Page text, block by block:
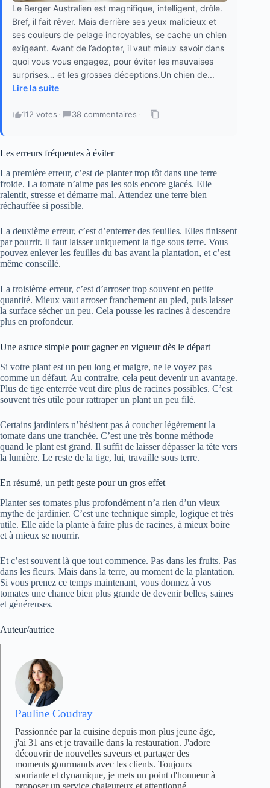
Le Berger Australien est magnifique, intelligent, drôle.
Bref, il fait rêver. Mais derrière ses yeux malicieux et
ses couleurs de pelage incroyables, se cache un chien
exigeant. Avant de l’adopter, il vaut mieux savoir dans
quoi vous vous engagez, pour éviter les mauvaises
surprises… et les grosses déceptions.Un chien de...
Lire la suite
112 votes · 38 commentaires ·
Les erreurs fréquentes à éviter
La première erreur, c’est de planter trop tôt dans une terre
froide. La tomate n’aime pas les sols encore glacés. Elle
ralentit, stresse et démarre mal. Attendez une terre bien
réchauffée si possible.
La deuxième erreur, c’est d’enterrer des feuilles. Elles finissent
par pourrir. Il faut laisser uniquement la tige sous terre. Vous
pouvez enlever les feuilles du bas avant la plantation, et c’est
même conseillé.
La troisième erreur, c’est d’arroser trop souvent en petite
quantité. Mieux vaut arroser franchement au pied, puis laisser
la surface sécher un peu. Cela pousse les racines à descendre
plus en profondeur.
Une astuce simple pour gagner en vigueur dès le départ
Si votre plant est un peu long et maigre, ne le voyez pas
comme un défaut. Au contraire, cela peut devenir un avantage.
Plus de tige enterrée veut dire plus de racines possibles. C’est
souvent très utile pour rattraper un plant un peu filé.
Certains jardiniers n’hésitent pas à coucher légèrement la
tomate dans une tranchée. C’est une très bonne méthode
quand le plant est grand. Il suffit de laisser dépasser la tête vers
la lumière. Le reste de la tige, lui, travaille sous terre.
En résumé, un petit geste pour un gros effet
Planter ses tomates plus profondément n’a rien d’un vieux
mythe de jardinier. C’est une technique simple, logique et très
utile. Elle aide la plante à faire plus de racines, à mieux boire
et à mieux se nourrir.
Et c’est souvent là que tout commence. Pas dans les fruits. Pas
dans les fleurs. Mais dans la terre, au moment de la plantation.
Si vous prenez ce temps maintenant, vous donnez à vos
tomates une chance bien plus grande de devenir belles, saines
et généreuses.
Auteur/autrice
Pauline Coudray
Passionnée par la cuisine depuis mon plus jeune âge,
j'ai 31 ans et je travaille dans la restauration. J'adore
découvrir de nouvelles saveurs et partager des
moments gourmands avec les clients. Toujours
souriante et dynamique, je mets un point d'honneur à